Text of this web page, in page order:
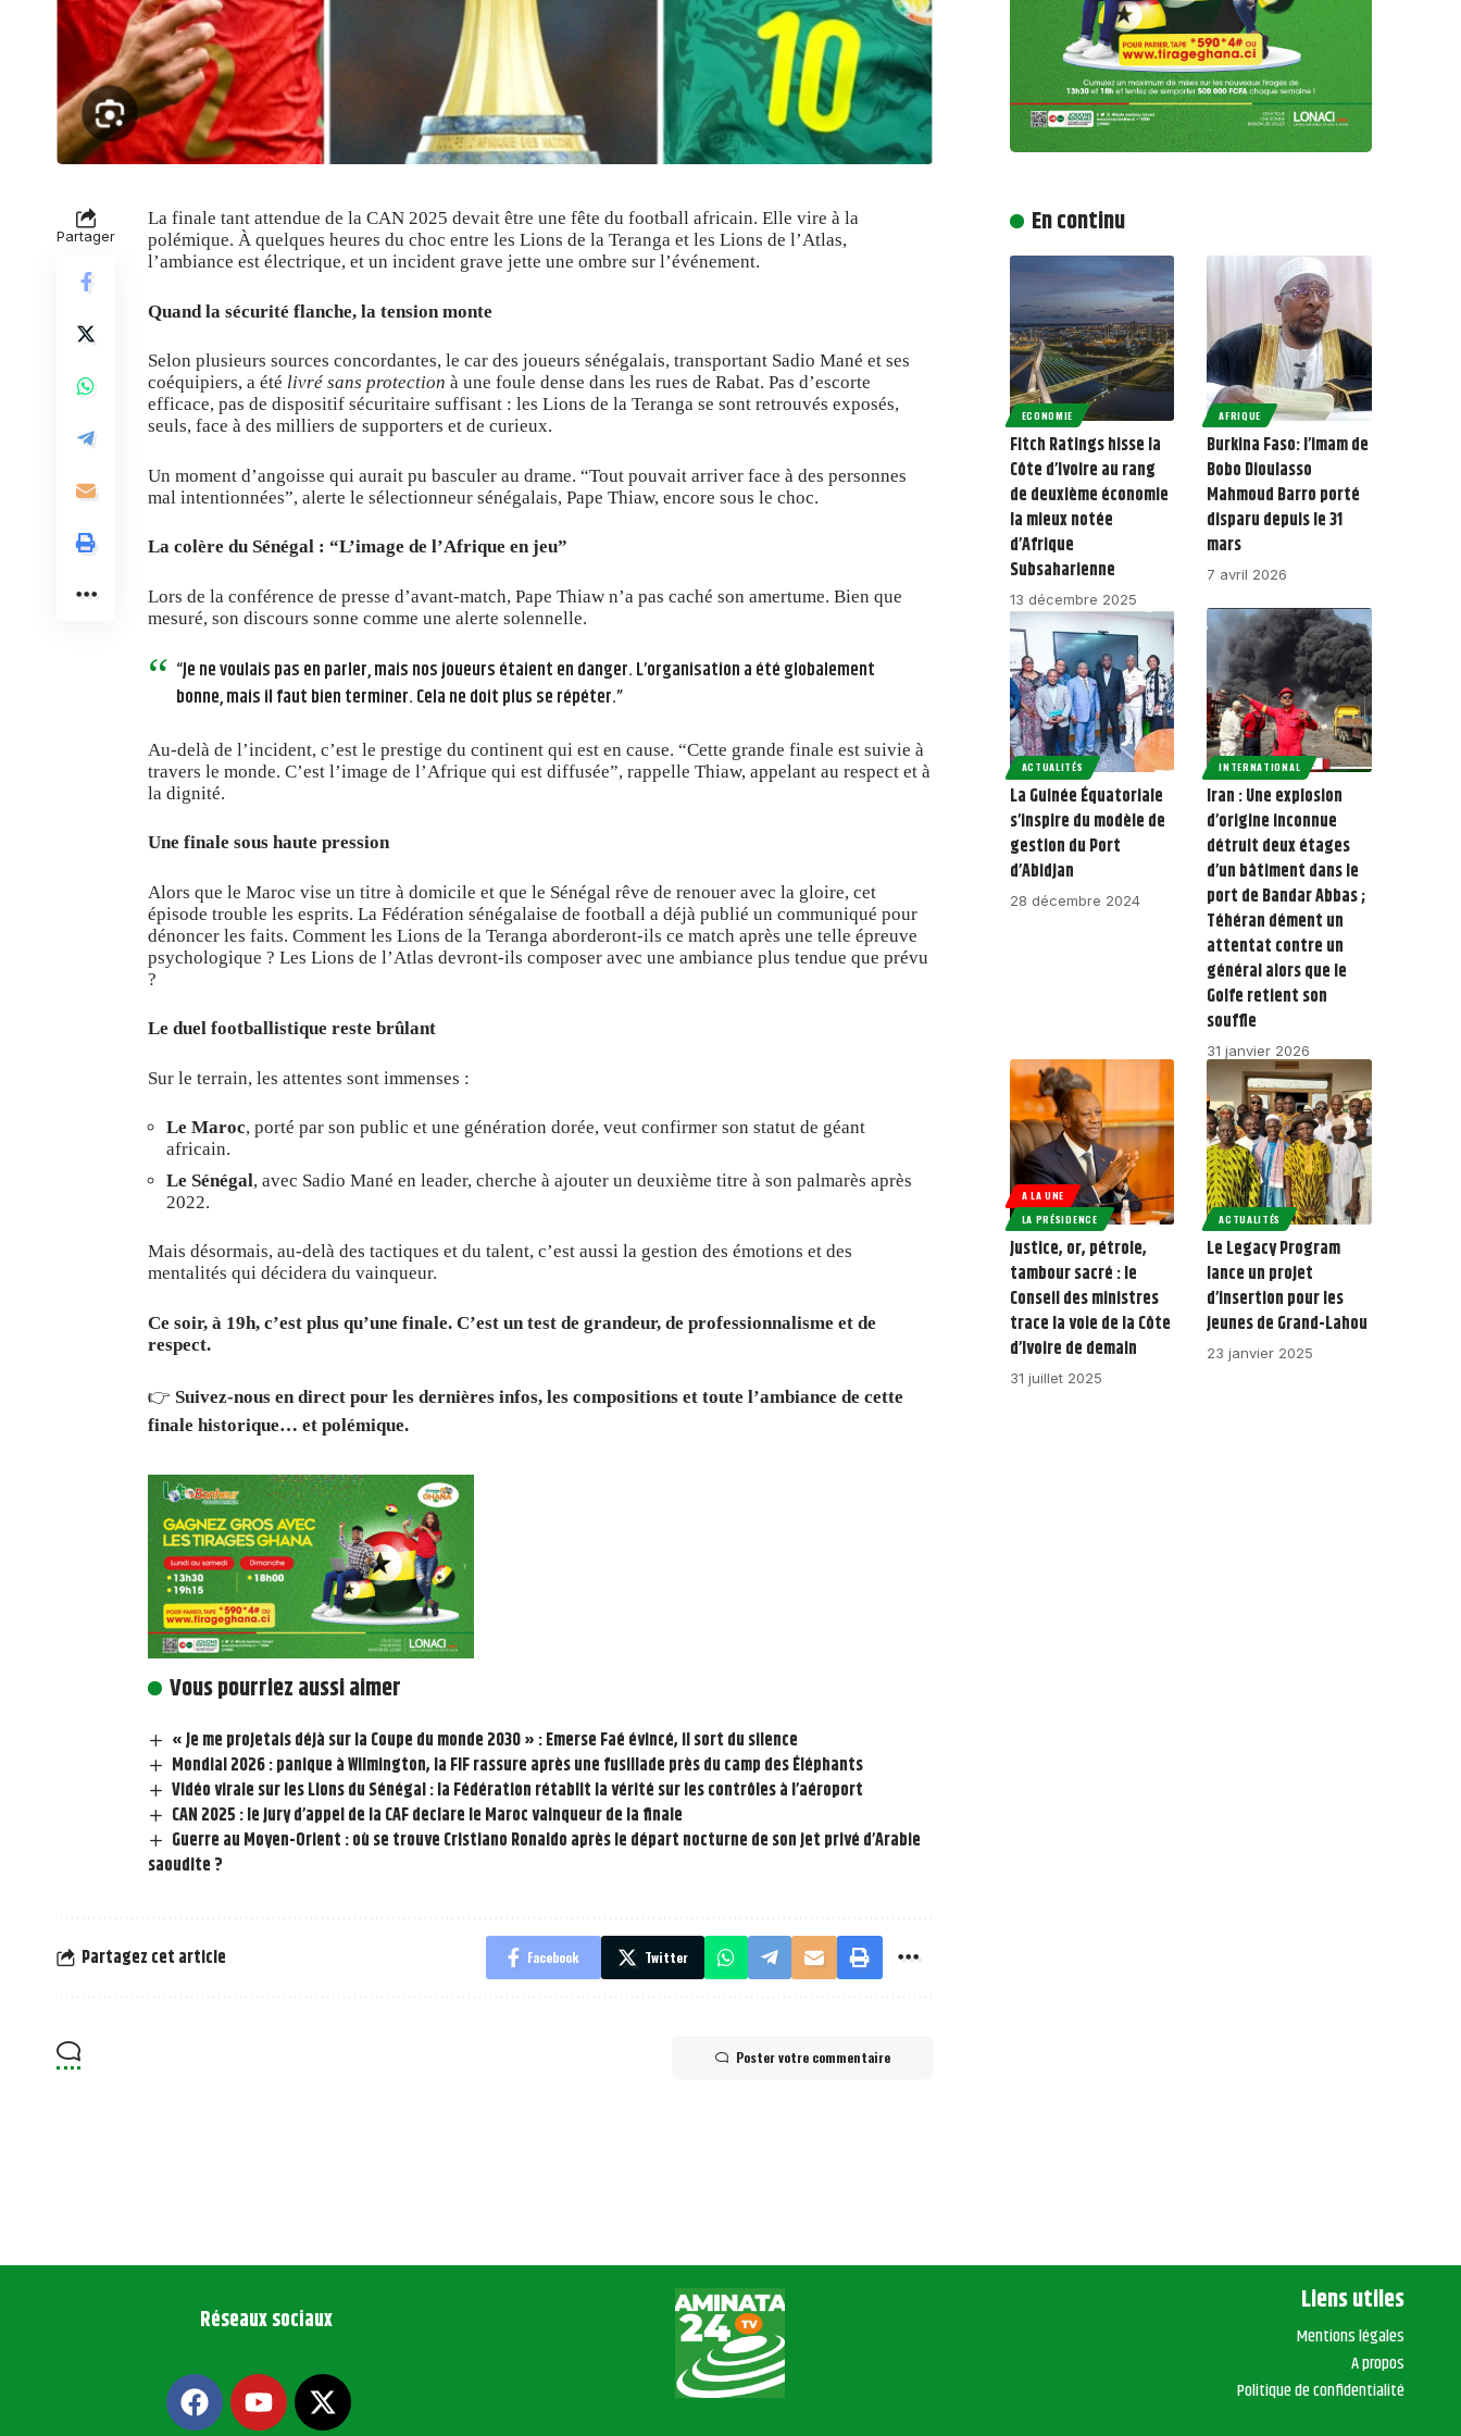
Partager
La finale tant attendue de la CAN 2025 devait être une fête du football africain. Elle vire à la
polémique. À quelques heures du choc entre les Lions de la Teranga et les Lions de l’Atlas,
l’ambiance est électrique, et un incident grave jette une ombre sur l’événement.
Quand la sécurité flanche, la tension monte
Selon plusieurs sources concordantes, le car des joueurs sénégalais, transportant Sadio Mané et ses
coéquipiers, a été livré sans protection à une foule dense dans les rues de Rabat. Pas d’escorte
efficace, pas de dispositif sécuritaire suffisant : les Lions de la Teranga se sont retrouvés exposés,
seuls, face à des milliers de supporters et de curieux.
Un moment d’angoisse qui aurait pu basculer au drame. “Tout pouvait arriver face à des personnes
mal intentionnées”, alerte le sélectionneur sénégalais, Pape Thiaw, encore sous le choc.
La colère du Sénégal : “L’image de l’Afrique en jeu”
Lors de la conférence de presse d’avant-match, Pape Thiaw n’a pas caché son amertume. Bien que
mesuré, son discours sonne comme une alerte solennelle.
“Je ne voulais pas en parler, mais nos joueurs étaient en danger. L’organisation a été globalement
bonne, mais il faut bien terminer. Cela ne doit plus se répéter.”
Au-delà de l’incident, c’est le prestige du continent qui est en cause. “Cette grande finale est suivie à
travers le monde. C’est l’image de l’Afrique qui est diffusée”, rappelle Thiaw, appelant au respect et à
la dignité.
Une finale sous haute pression
Alors que le Maroc vise un titre à domicile et que le Sénégal rêve de renouer avec la gloire, cet
épisode trouble les esprits. La Fédération sénégalaise de football a déjà publié un communiqué pour
dénoncer les faits. Comment les Lions de la Teranga aborderont-ils ce match après une telle épreuve
psychologique ? Les Lions de l’Atlas devront-ils composer avec une ambiance plus tendue que prévu
?
Le duel footballistique reste brûlant
Sur le terrain, les attentes sont immenses :
Le Maroc, porté par son public et une génération dorée, veut confirmer son statut de géant
africain.
Le Sénégal, avec Sadio Mané en leader, cherche à ajouter un deuxième titre à son palmarès après
2022.
Mais désormais, au-delà des tactiques et du talent, c’est aussi la gestion des émotions et des
mentalités qui décidera du vainqueur.
Ce soir, à 19h, c’est plus qu’une finale. C’est un test de grandeur, de professionnalisme et de
respect.
👉 Suivez-nous en direct pour les dernières infos, les compositions et toute l’ambiance de cette
finale historique… et polémique.
Vous pourriez aussi aimer
« Je me projetais déjà sur la Coupe du monde 2030 » : Emerse Faé évincé, il sort du silence
Mondial 2026 : panique à Wilmington, la FIF rassure après une fusillade près du camp des Éléphants
Vidéo virale sur les Lions du Sénégal : la Fédération rétablit la vérité sur les contrôles à l’aéroport
CAN 2025 : le jury d’appel de la CAF declare le Maroc vainqueur de la finale
Guerre au Moyen-Orient : où se trouve Cristiano Ronaldo après le départ nocturne de son jet privé d’Arabie
saoudite ?
Partagez cet article Facebook Twitter
Poster votre commentaire
En continu
ECONOMIE
Fitch Ratings hisse la
Côte d’Ivoire au rang
de deuxième économie
la mieux notée
d’Afrique
Subsaharienne
13 décembre 2025
AFRIQUE
Burkina Faso: l’imam de
Bobo Dioulasso
Mahmoud Barro porté
disparu depuis le 31
mars
7 avril 2026
ACTUALITÉS
La Guinée Équatoriale
s’inspire du modèle de
gestion du Port
d’Abidjan
28 décembre 2024
INTERNATIONAL
Iran : Une explosion
d’origine inconnue
détruit deux étages
d’un bâtiment dans le
port de Bandar Abbas ;
Téhéran dément un
attentat contre un
général alors que le
Golfe retient son
souffle
31 janvier 2026
A LA UNE
LA PRÉSIDENCE
Justice, or, pétrole,
tambour sacré : le
Conseil des ministres
trace la voie de la Côte
d’Ivoire de demain
31 juillet 2025
ACTUALITÉS
Le Legacy Program
lance un projet
d’insertion pour les
jeunes de Grand-Lahou
23 janvier 2025
Réseaux sociaux
Liens utiles
Mentions légales
A propos
Politique de confidentialité